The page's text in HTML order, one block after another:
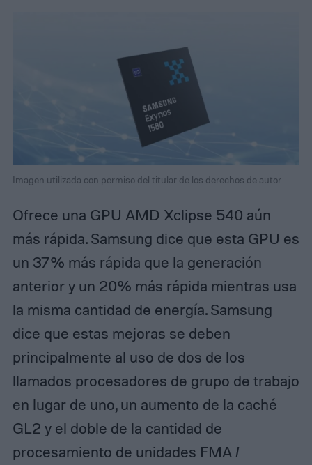
Imagen utilizada con permiso del titular de los derechos de autor
Ofrece una GPU AMD Xclipse 540 aún
más rápida. Samsung dice que esta GPU es
un 37% más rápida que la generación
anterior y un 20% más rápida mientras usa
la misma cantidad de energía. Samsung
dice que estas mejoras se deben
principalmente al uso de dos de los
llamados procesadores de grupo de trabajo
en lugar de uno, un aumento de la caché
GL2 y el doble de la cantidad de
procesamiento de unidades FMA /